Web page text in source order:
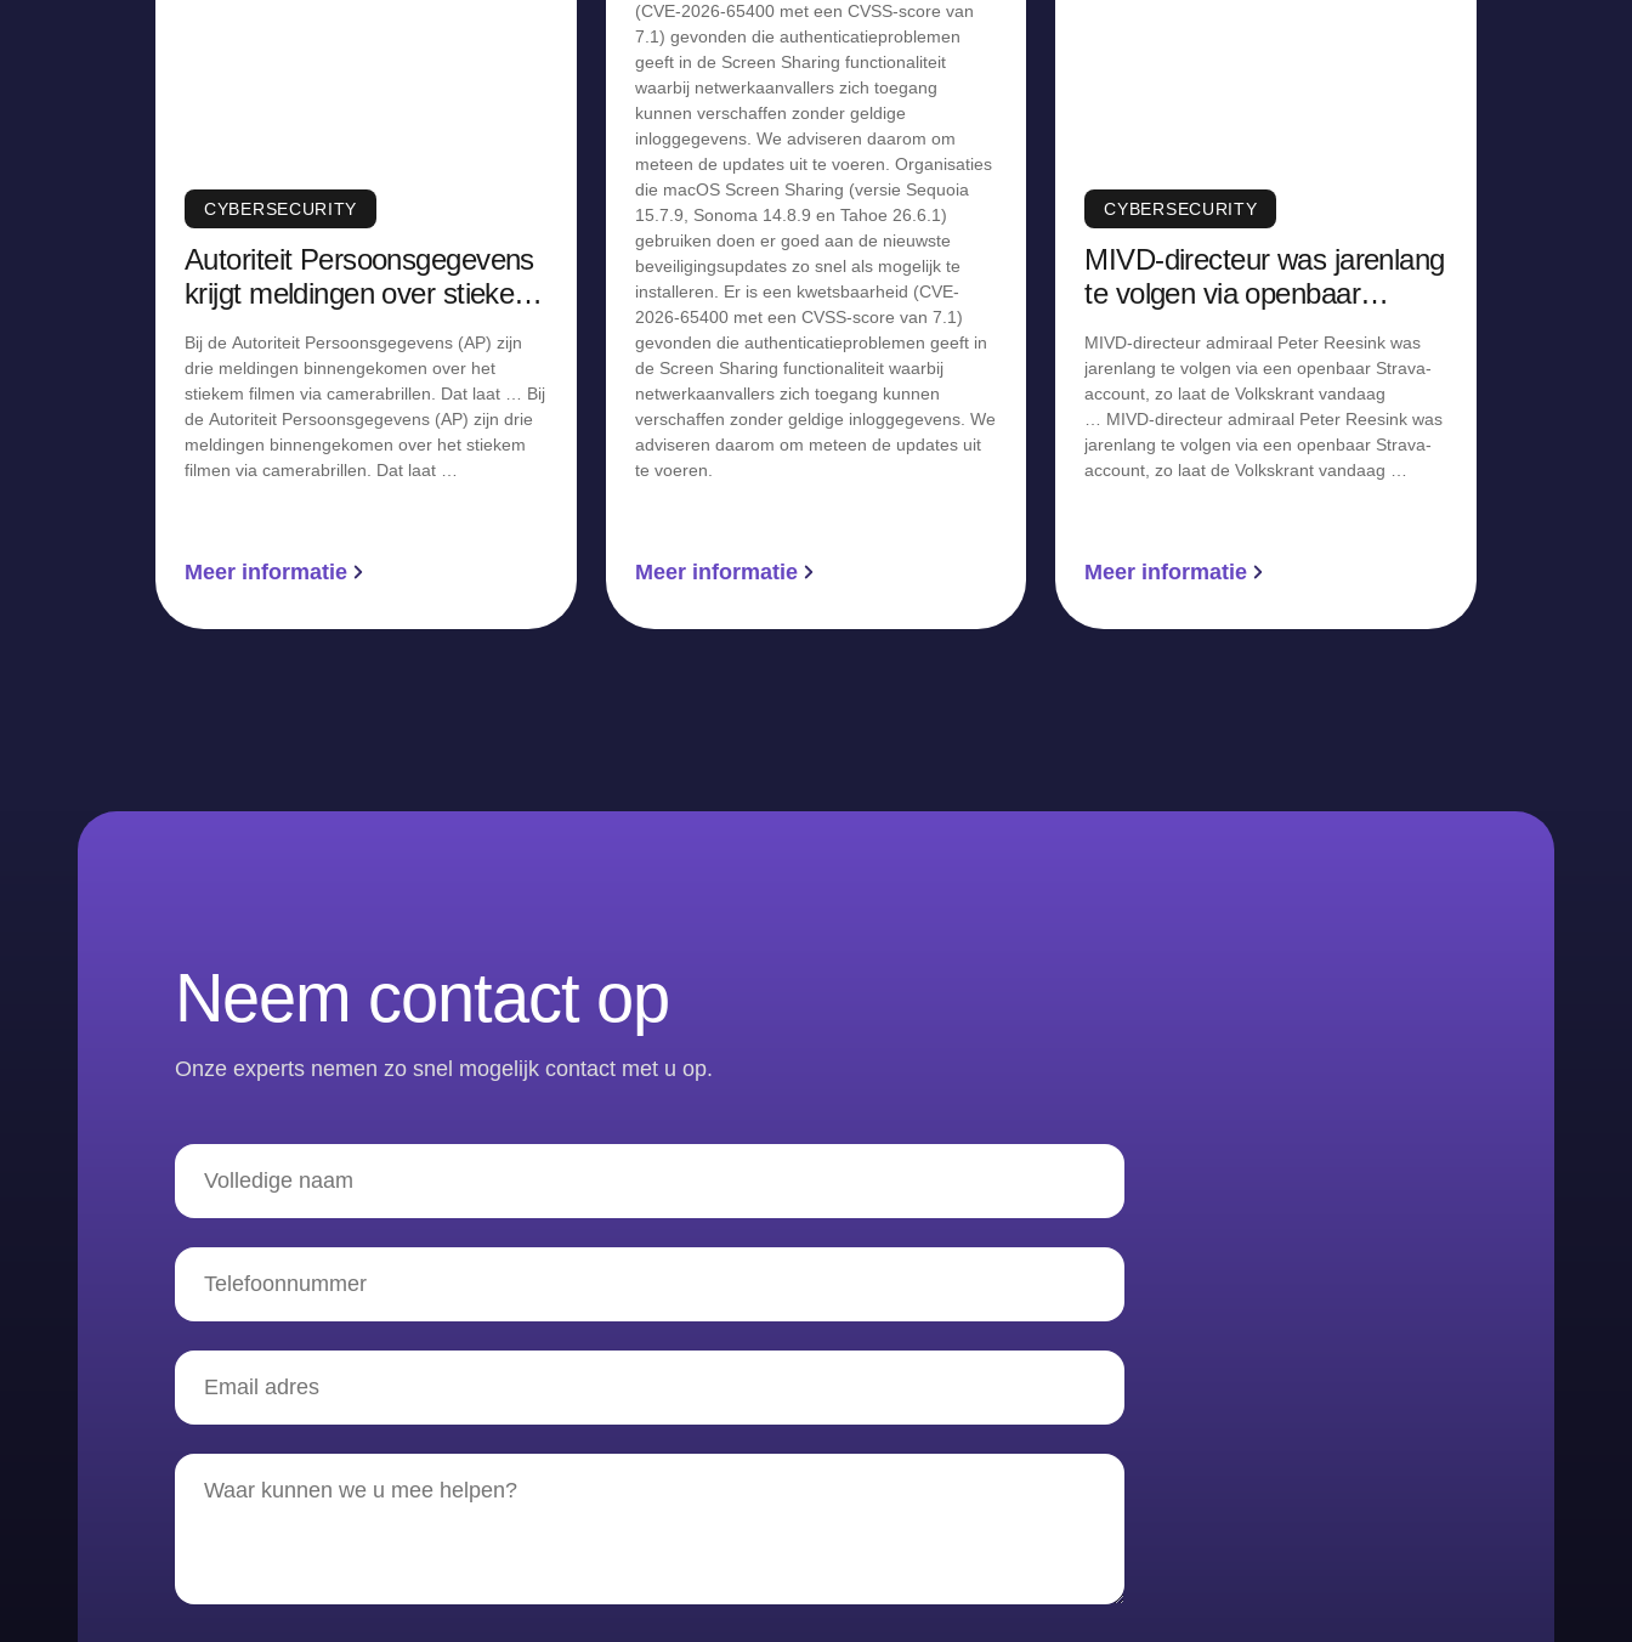
CYBERSECURITY
Autoriteit Persoonsgegevens
krijgt meldingen over stiekem
Bij de Autoriteit Persoonsgegevens (AP) zijn
drie meldingen binnengekomen over het
stiekem filmen via camerabrillen. Dat laat … Bij
de Autoriteit Persoonsgegevens (AP) zijn drie
meldingen binnengekomen over het stiekem
filmen via camerabrillen. Dat laat …
Meer informatie
(CVE-2026-65400 met een CVSS-score van
7.1) gevonden die authenticatieproblemen
geeft in de Screen Sharing functionaliteit
waarbij netwerkaanvallers zich toegang
kunnen verschaffen zonder geldige
inloggegevens. We adviseren daarom om
meteen de updates uit te voeren. Organisaties
die macOS Screen Sharing (versie Sequoia
15.7.9, Sonoma 14.8.9 en Tahoe 26.6.1)
gebruiken doen er goed aan de nieuwste
beveiligingsupdates zo snel als mogelijk te
installeren. Er is een kwetsbaarheid (CVE-
2026-65400 met een CVSS-score van 7.1)
gevonden die authenticatieproblemen geeft in
de Screen Sharing functionaliteit waarbij
netwerkaanvallers zich toegang kunnen
verschaffen zonder geldige inloggegevens. We
adviseren daarom om meteen de updates uit
te voeren.
Meer informatie
CYBERSECURITY
MIVD-directeur was jarenlang
te volgen via openbaar
MIVD-directeur admiraal Peter Reesink was
jarenlang te volgen via een openbaar Strava-
account, zo laat de Volkskrant vandaag
… MIVD-directeur admiraal Peter Reesink was
jarenlang te volgen via een openbaar Strava-
account, zo laat de Volkskrant vandaag …
Meer informatie
Neem contact op
Onze experts nemen zo snel mogelijk contact met u op.